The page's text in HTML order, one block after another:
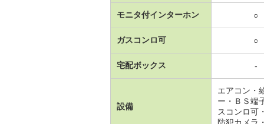
モニタ付インターホン ○
ガスコンロ可 ○
宅配ボックス -
設備
エアコン・
ー・ＢＳ端
スコンロ可